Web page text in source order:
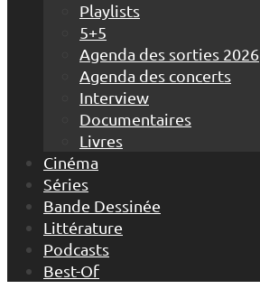
Playlists
5+5
Agenda des sorties 2026
Agenda des concerts
Interview
Documentaires
Livres
Cinéma
Séries
Bande Dessinée
Littérature
Podcasts
Best-Of